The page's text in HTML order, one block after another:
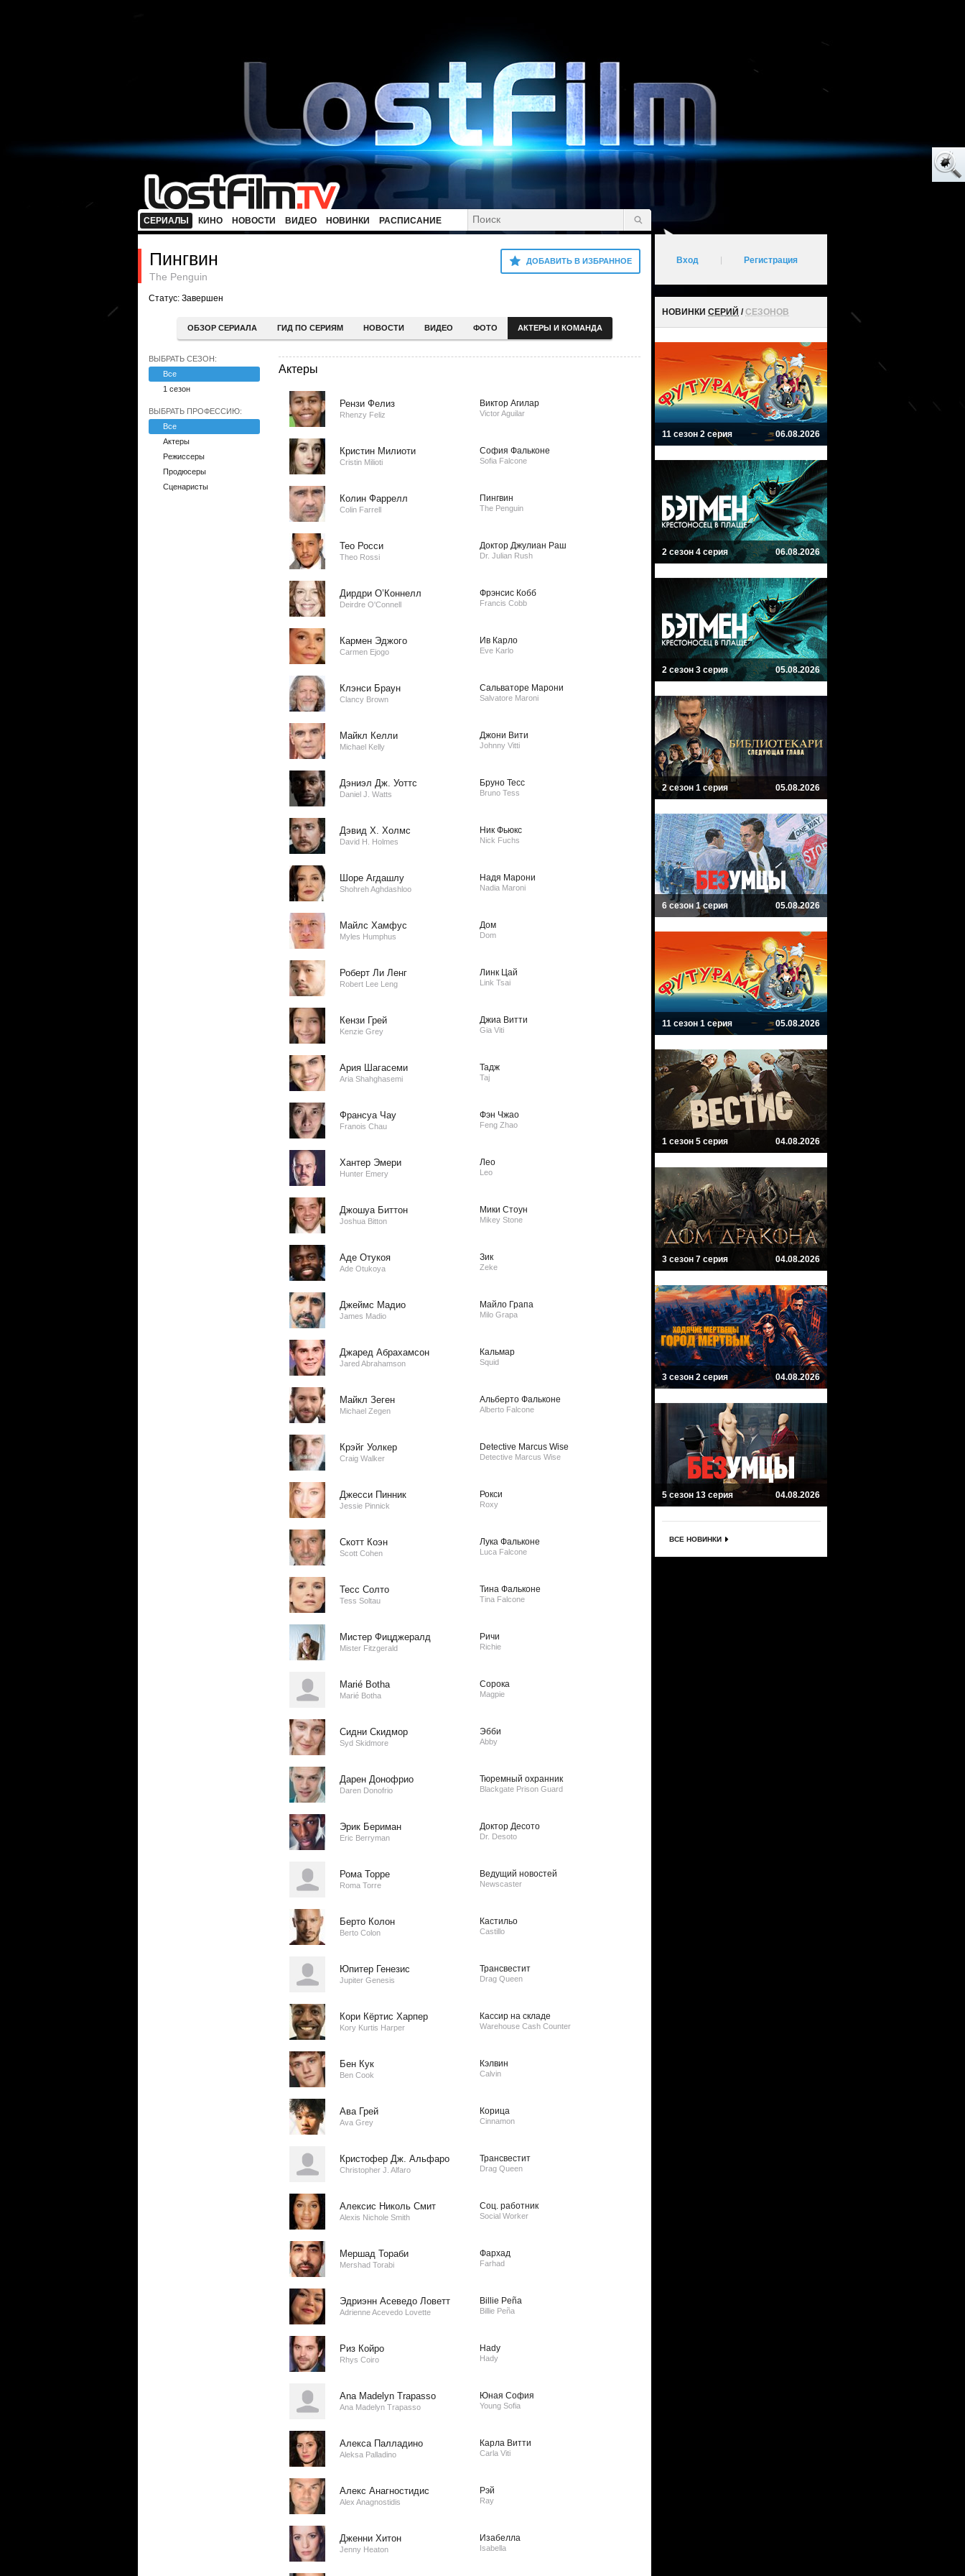
СЕРИАЛЫ КИНО НОВОСТИ ВИДЕО НОВИНКИ РАСПИСАНИЕ
ДОБАВИТЬ В ИЗБРАННОЕ
Пингвин
The Penguin
Статус: Завершен
ОБЗОР СЕРИАЛА ГИД ПО СЕРИЯМ НОВОСТИ ВИДЕО ФОТО АКТЕРЫ И КОМАНДА
ВЫБРАТЬ СЕЗОН:
Все
1 сезон
ВЫБРАТЬ ПРОФЕССИЮ:
Все
Актеры
Режиссеры
Продюсеры
Сценаристы
Актеры
Рензи Фелиз
Rhenzy Feliz
Виктор Агилар
Victor Aguilar
Кристин Милиоти
Cristin Milioti
София Фальконе
Sofia Falcone
Колин Фаррелл
Colin Farrell
Пингвин
The Penguin
Тео Росси
Theo Rossi
Доктор Джулиан Раш
Dr. Julian Rush
Дирдри О’Коннелл
Deirdre O'Connell
Фрэнсис Кобб
Francis Cobb
Кармен Эджого
Carmen Ejogo
Ив Карло
Eve Karlo
Клэнси Браун
Clancy Brown
Сальваторе Марони
Salvatore Maroni
Майкл Келли
Michael Kelly
Джони Вити
Johnny Vitti
Дэниэл Дж. Уоттс
Daniel J. Watts
Бруно Тесс
Bruno Tess
Дэвид Х. Холмс
David H. Holmes
Ник Фьюкс
Nick Fuchs
Шоре Агдашлу
Shohreh Aghdashloo
Надя Марони
Nadia Maroni
Майлс Хамфус
Myles Humphus
Дом
Dom
Роберт Ли Ленг
Robert Lee Leng
Линк Цай
Link Tsai
Кензи Грей
Kenzie Grey
Джиа Витти
Gia Viti
Ария Шагасеми
Aria Shahghasemi
Тадж
Taj
Франсуа Чау
Franois Chau
Фэн Чжао
Feng Zhao
Хантер Эмери
Hunter Emery
Лео
Leo
Джошуа Биттон
Joshua Bitton
Мики Стоун
Mikey Stone
Аде Отукоя
Ade Otukoya
Зик
Zeke
Джеймс Мадио
James Madio
Майло Грапа
Milo Grapa
Джаред Абрахамсон
Jared Abrahamson
Кальмар
Squid
Майкл Зеген
Michael Zegen
Альберто Фальконе
Alberto Falcone
Крэйг Уолкер
Craig Walker
Detective Marcus Wise
Detective Marcus Wise
Джесси Пинник
Jessie Pinnick
Рокси
Roxy
Скотт Коэн
Scott Cohen
Лука Фальконе
Luca Falcone
Тесс Солто
Tess Soltau
Тина Фальконе
Tina Falcone
Мистер Фицджералд
Mister Fitzgerald
Ричи
Richie
Marié Botha
Marié Botha
Сорока
Magpie
Сидни Скидмор
Syd Skidmore
Эбби
Abby
Дарен Донофрио
Daren Donofrio
Тюремный охранник
Blackgate Prison Guard
Эрик Бериман
Eric Berryman
Доктор Десото
Dr. Desoto
Рома Торре
Roma Torre
Ведущий новостей
Newscaster
Берто Колон
Berto Colon
Кастильо
Castillo
Юпитер Генезис
Jupiter Genesis
Трансвестит
Drag Queen
Кори Кёртис Харпер
Kory Kurtis Harper
Кассир на складе
Warehouse Cash Counter
Бен Кук
Ben Cook
Кэлвин
Calvin
Ава Грей
Ava Grey
Корица
Cinnamon
Кристофер Дж. Альфаро
Christopher J. Alfaro
Трансвестит
Drag Queen
Алексис Николь Смит
Alexis Nichole Smith
Соц. работник
Social Worker
Мершад Тораби
Mershad Torabi
Фархад
Farhad
Эдриэнн Асеведо Ловетт
Adrienne Acevedo Lovette
Billie Peña
Billie Peña
Риз Койро
Rhys Coiro
Hady
Hady
Ana Madelyn Trapasso
Ana Madelyn Trapasso
Юная София
Young Sofia
Алекса Палладино
Aleksa Palladino
Карла Витти
Carla Viti
Алекс Анагностидис
Alex Anagnostidis
Рэй
Ray
Дженни Хитон
Jenny Heaton
Изабелла
Isabella
Вход Регистрация
НОВИНКИ СЕРИЙ /СЕЗОНОВ
11 сезон 2 серия 06.08.2026
2 сезон 4 серия 06.08.2026
2 сезон 3 серия 05.08.2026
2 сезон 1 серия 05.08.2026
6 сезон 1 серия 05.08.2026
11 сезон 1 серия 05.08.2026
1 сезон 5 серия 04.08.2026
3 сезон 7 серия 04.08.2026
3 сезон 2 серия 04.08.2026
5 сезон 13 серия 04.08.2026
ВСЕ НОВИНКИ